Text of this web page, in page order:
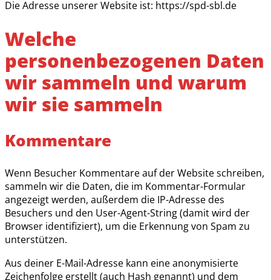
Die Adresse unserer Website ist: https://spd-sbl.de
Welche
personenbezogenen Daten
wir sammeln und warum
wir sie sammeln
Kommentare
Wenn Besucher Kommentare auf der Website schreiben,
sammeln wir die Daten, die im Kommentar-Formular
angezeigt werden, außerdem die IP-Adresse des
Besuchers und den User-Agent-String (damit wird der
Browser identifiziert), um die Erkennung von Spam zu
unterstützen.
Aus deiner E-Mail-Adresse kann eine anonymisierte
Zeichenfolge erstellt (auch Hash genannt) und dem